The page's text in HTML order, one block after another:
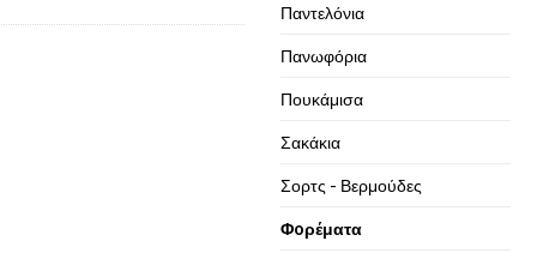
Παντελόνια
Πανωφόρια
Πουκάμισα
Σακάκια
Σορτς - Βερμούδες
Φoρέματα